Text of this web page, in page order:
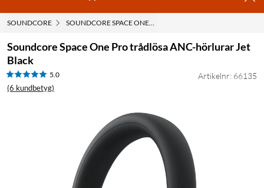
SOUNDCORE SOUNDCORE SPACE ONE PRO TRÅDLÖSA ANC-HÖRLURAR
Soundcore Space One Pro trådlösa ANC-hörlurar Jet
Black
5.0
(6 kundbetyg)
Artikelnr: 66135